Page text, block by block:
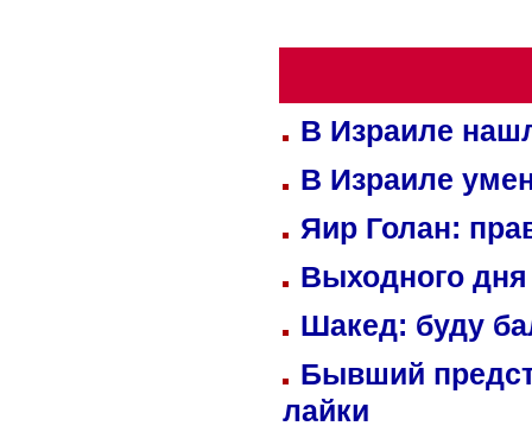
В Израиле
В Израиле
Яир Голан:
Выходного
Шакед: буду
Бывший
лайки